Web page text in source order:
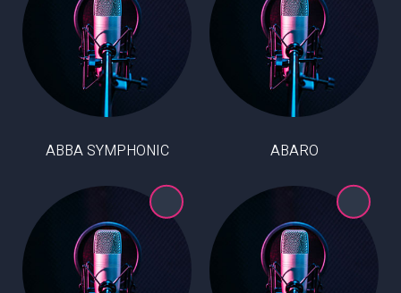
ABARO
ABBA SYMPHONIC